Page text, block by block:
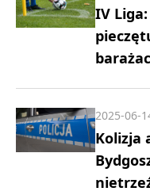
IV
Kolizja
2025-06-